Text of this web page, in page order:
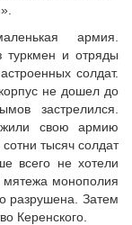
армия.
туркмен и отряды
солдат.
не дошел до
застрелился.
свою армию
тысяч солдат
всего не хотели
мятежа монополия
разрушена. Затем
Керенского.